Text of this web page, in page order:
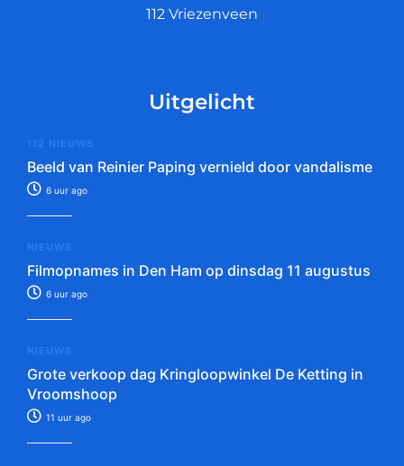
112 Vriezenveen
Uitgelicht
112 NIEUWS
Beeld van Reinier Paping vernield door vandalisme
6 uur ago
NIEUWS
Filmopnames in Den Ham op dinsdag 11 augustus
6 uur ago
NIEUWS
Grote verkoop dag Kringloopwinkel De Ketting in
Vroomshoop
11 uur ago